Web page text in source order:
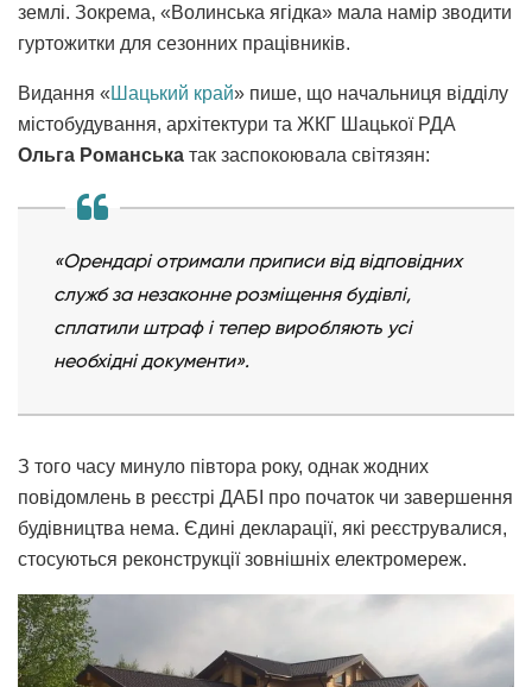
землі. Зокрема, «Волинська ягідка» мала намір зводити
гуртожитки для сезонних працівників.
Видання « Шацький край» пише, що начальниця відділу
містобудування, архітектури та ЖКГ Шацької РДА
Ольга Романська так заспокоювала світязян:
«Орендарі отримали приписи від відповідних
служб за незаконне розміщення будівлі,
сплатили штраф і тепер виробляють усі
необхідні документи».
З того часу минуло півтора року, однак жодних
повідомлень в реєстрі ДАБІ про початок чи завершення
будівництва нема. Єдині декларації, які реєструвалися,
стосуються реконструкції зовнішніх електромереж.